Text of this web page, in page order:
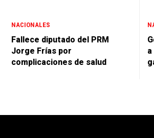
NACIONALES
Fallece diputado del PRM
Jorge Frías por
complicaciones de salud